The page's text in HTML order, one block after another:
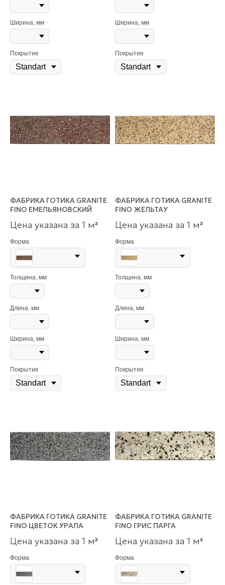
Ширина, мм
Покрытие
Ширина, мм
Покрытие
ФАБРИКА ГОТИКА GRANITE
FINO ЕМЕЛЬЯНОВСКИЙ
Цена указана за 1 м²
Форма
Толщина, мм
Длина, мм
Ширина, мм
Покрытие
ФАБРИКА ГОТИКА GRANITE
FINO ЖЕЛЬТАУ
Цена указана за 1 м²
Форма
Толщина, мм
Длина, мм
Ширина, мм
Покрытие
ФАБРИКА ГОТИКА GRANITE
FINO ЦВЕТОК УРАЛА
Цена указана за 1 м²
Форма
ФАБРИКА ГОТИКА GRANITE
FINO ГРИС ПАРГА
Цена указана за 1 м²
Форма